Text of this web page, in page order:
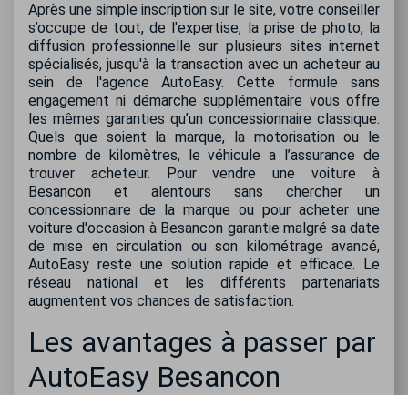
Après une simple inscription sur le site, votre conseiller
s’occupe de tout, de l'expertise, la prise de photo, la
diffusion professionnelle sur plusieurs sites internet
spécialisés, jusqu'à la transaction avec un acheteur au
sein de l'agence AutoEasy. Cette formule sans
engagement ni démarche supplémentaire vous offre
les mêmes garanties qu’un concessionnaire classique.
Quels que soient la marque, la motorisation ou le
nombre de kilomètres, le véhicule a l’assurance de
trouver acheteur. Pour vendre une voiture à
Besancon et alentours sans chercher un
concessionnaire de la marque ou pour acheter une
voiture d'occasion à Besancon garantie malgré sa date
de mise en circulation ou son kilométrage avancé,
AutoEasy reste une solution rapide et efficace. Le
réseau national et les différents partenariats
augmentent vos chances de satisfaction.
Les avantages à passer par
AutoEasy Besancon